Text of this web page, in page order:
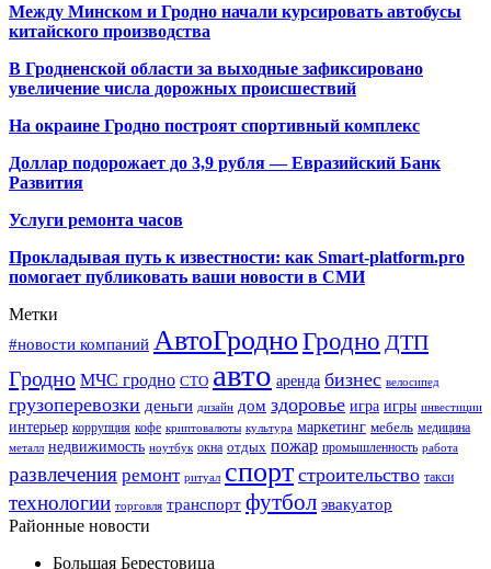
Между Минском и Гродно начали курсировать автобусы
китайского производства
В Гродненской области за выходные зафиксировано
увеличение числа дорожных происшествий
На окраине Гродно построят спортивный комплекс
Доллар подорожает до 3,9 рубля — Евразийский Банк
Развития
Услуги ремонта часов
Прокладывая путь к известности: как Smart-platform.pro
помогает публиковать ваши новости в СМИ
Метки
#новости компаний АвтоГродноГродно ДТП
Гродно МЧС гродно СТО авто аренда бизнес велосипед
грузоперевозки деньги дизайн дом здоровье игра игры инвестиции
интерьер коррупция кофе криптовалюты культура маркетинг мебель медицина
металл недвижимость ноутбук окна отдых пожар промышленность работа
развлечения ремонт ритуал спорт строительство такси
технологии торговля транспорт футбол эвакуатор
Районные новости
Большая Берестовица